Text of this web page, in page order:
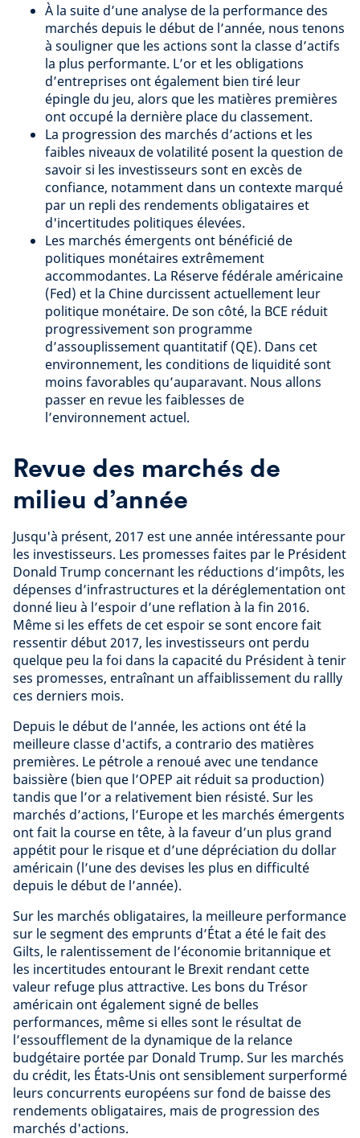
À la suite d’une analyse de la performance des
marchés depuis le début de l’année, nous tenons
à souligner que les actions sont la classe d’actifs
la plus performante. L’or et les obligations
d’entreprises ont également bien tiré leur
épingle du jeu, alors que les matières premières
ont occupé la dernière place du classement.
La progression des marchés d’actions et les
faibles niveaux de volatilité posent la question de
savoir si les investisseurs sont en excès de
confiance, notamment dans un contexte marqué
par un repli des rendements obligataires et
d'incertitudes politiques élevées.
Les marchés émergents ont bénéficié de
politiques monétaires extrêmement
accommodantes. La Réserve fédérale américaine
(Fed) et la Chine durcissent actuellement leur
politique monétaire. De son côté, la BCE réduit
progressivement son programme
d’assouplissement quantitatif (QE). Dans cet
environnement, les conditions de liquidité sont
moins favorables qu’auparavant. Nous allons
passer en revue les faiblesses de
l’environnement actuel.
Revue des marchés de
milieu d’année
Jusqu'à présent, 2017 est une année intéressante pour
les investisseurs. Les promesses faites par le Président
Donald Trump concernant les réductions d’impôts, les
dépenses d’infrastructures et la déréglementation ont
donné lieu à l’espoir d’une reflation à la fin 2016.
Même si les effets de cet espoir se sont encore fait
ressentir début 2017, les investisseurs ont perdu
quelque peu la foi dans la capacité du Président à tenir
ses promesses, entraînant un affaiblissement du rallly
ces derniers mois.
Depuis le début de l’année, les actions ont été la
meilleure classe d'actifs, a contrario des matières
premières. Le pétrole a renoué avec une tendance
baissière (bien que l’OPEP ait réduit sa production)
tandis que l’or a relativement bien résisté. Sur les
marchés d’actions, l’Europe et les marchés émergents
ont fait la course en tête, à la faveur d’un plus grand
appétit pour le risque et d’une dépréciation du dollar
américain (l’une des devises les plus en difficulté
depuis le début de l’année).
Sur les marchés obligataires, la meilleure performance
sur le segment des emprunts d’État a été le fait des
Gilts, le ralentissement de l’économie britannique et
les incertitudes entourant le Brexit rendant cette
valeur refuge plus attractive. Les bons du Trésor
américain ont également signé de belles
performances, même si elles sont le résultat de
l’essoufflement de la dynamique de la relance
budgétaire portée par Donald Trump. Sur les marchés
du crédit, les États-Unis ont sensiblement surperformé
leurs concurrents européens sur fond de baisse des
rendements obligataires, mais de progression des
marchés d'actions.